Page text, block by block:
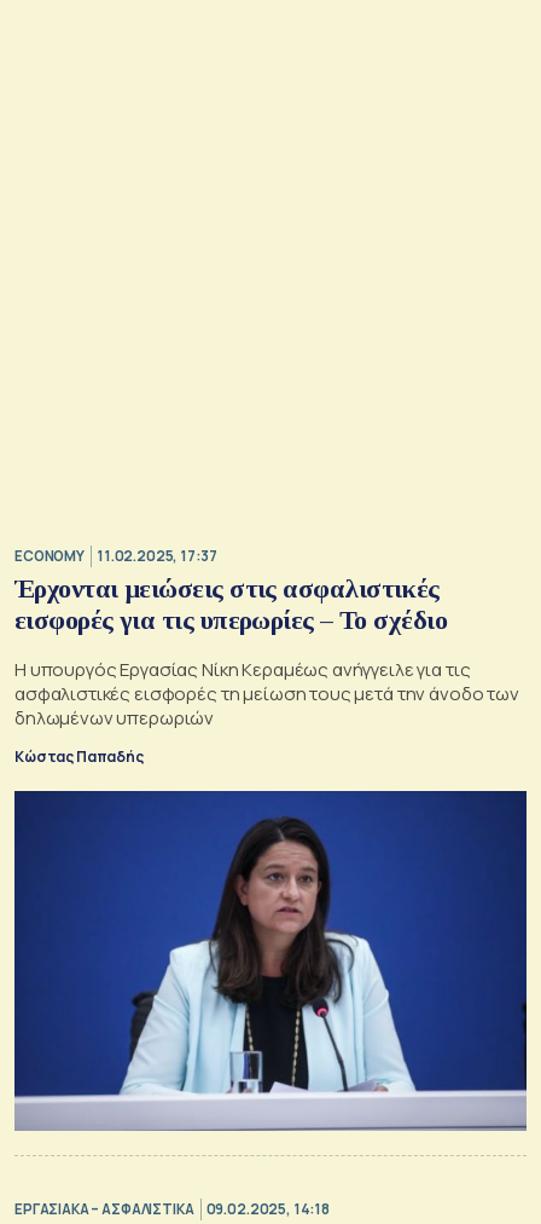
ECONOMY 11.02.2025, 17:37
Έρχονται μειώσεις στις ασφαλιστικές
εισφορές για τις υπερωρίες – Το σχέδιο
Η υπουργός Εργασίας Νίκη Κεραμέως ανήγγειλε για τις
ασφαλιστικές εισφορές τη μείωση τους μετά την άνοδο των
δηλωμένων υπερωριών
Κώστας Παπαδής
ΕΡΓΑΣΙΑΚΑ – ΑΣΦΑΛΙΣΤΙΚΑ 09.02.2025, 14:18